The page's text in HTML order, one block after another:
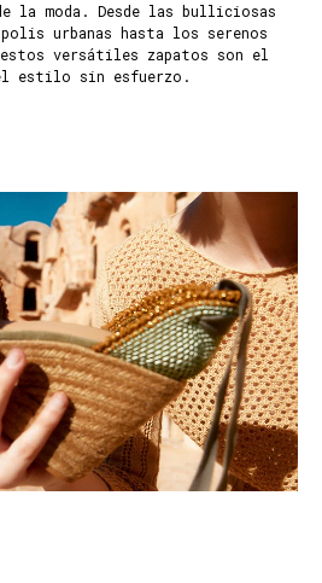
la moda. Desde las bulliciosas
urbanas hasta los serenos
versátiles zapatos son el
estilo sin esfuerzo.